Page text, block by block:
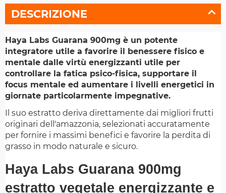
DESCRIZIONE
Haya Labs Guarana 900mg è un potente
integratore utile a favorire il benessere fisico e
mentale dalle virtù energizzanti utile per
controllare la fatica psico-fisica, supportare il
focus mentale ed aumentare i livelli energetici in
giornate particolarmente impegnative.
Il suo estratto deriva direttamente dai migliori frutti
originari dell'amazzonia, selezionati accuratamente
per fornire i massimi benefici e favorire la perdita di
grasso in modo naturale e sicuro.
Haya Labs Guarana 900mg
estratto vegetale energizzante e